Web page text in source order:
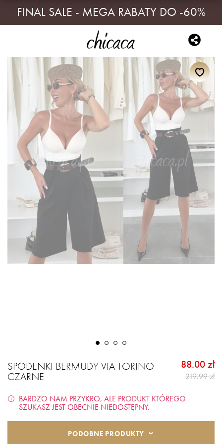
FINAL SALE - MEGA RABATY DO -60%
SPODENKI BERMUDY VIA TORINO
CZARNE
88.00 zł
219.99 zł
BARDZO NAM PRZYKRO, ALE PRODUKT KTÓREGO
SZUKASZ JEST OBECNIE NIEDOSTĘPNY.
PODOBNE PRODUKTY